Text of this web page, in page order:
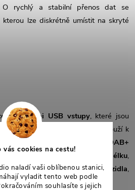
vás cookies na cestu!
naladí vaši oblíbenou stanici,
vyladit tento web podle
souhlasíte s jejich
O rychlý a stabilní přenos dat se
kterou lze diskrétně umístit na skryté
třemi USB vstupy, které jsou
zadní strany autorádia
a slouží k
DAB+
USB kabely mají dostatečnou délku,
na vhodné místo v interiéru vozidla,
.